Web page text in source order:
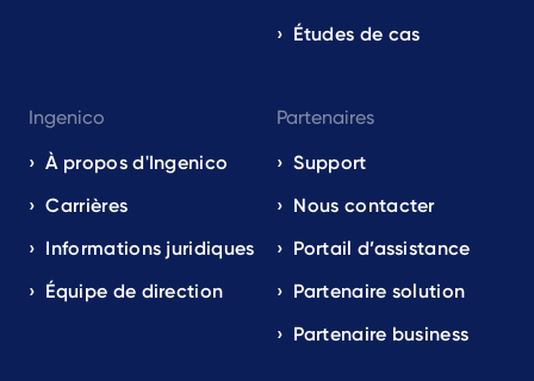
Études de cas
Ingenico
À propos d'Ingenico
Carrières
Informations juridiques
Équipe de direction
Partenaires
Support
Nous contacter
Portail d’assistance
Partenaire solution
Partenaire business